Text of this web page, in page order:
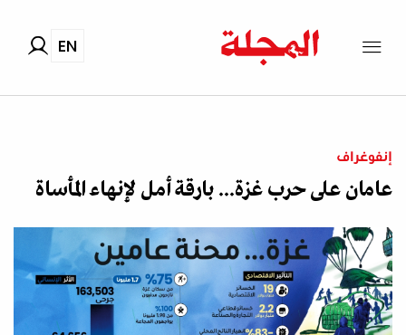
EN
إنفوغراف
عامان على حرب غزة... بارقة أمل لإنهاء المأساة